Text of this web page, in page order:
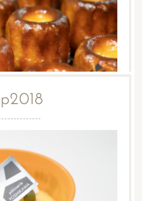
ル
、表示価格より20%OFFで販
、セール期間中はカヌレも…
2018